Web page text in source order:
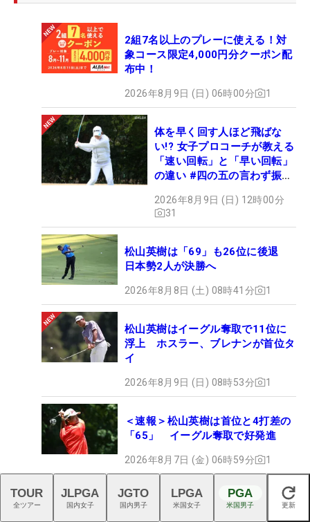
2組7名以上のプレーに使える！対
象コース限定4,000円分クーポン配
布中！
2026年8月9日 (日) 06時00分 1
体を早く回す人ほど飛ばな
い!? 女子プロコーチが教える
「速い回転」と「早い回転」
の違い #四の五の言わず振り
2026年8月9日 (日) 12時00分
31
松山英樹は「69」も26位に後退
日本勢2人が決勝へ
2026年8月8日 (土) 08時41分 1
松山英樹はイーグル奪取で11位に
浮上 ホスラー、ブレナンが首位タ
イ
2026年8月9日 (日) 08時53分 1
＜速報＞松山英樹は首位と4打差の
「65」 イーグル奪取で好発進
2026年8月7日 (金) 06時59分 1
＜中間速報＞仲村果乃が単独
首位浮上 1打差に吉澤柚
閉じる
TOUR
全ツアー
JLPGA
国内女子
JGTO
国内男子
LPGA
米国女子
PGA
米国男子 更新